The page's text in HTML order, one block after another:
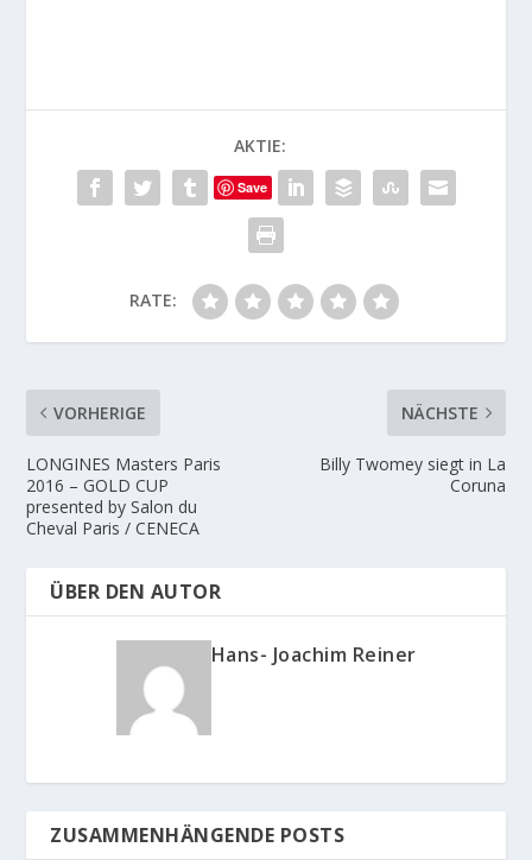
AKTIE:
Save
RATE:
VORHERIGE
LONGINES Masters Paris
2016 – GOLD CUP
presented by Salon du
Cheval Paris / CENECA
NÄCHSTE
Billy Twomey siegt in La
Coruna
ÜBER DEN AUTOR
Hans- Joachim Reiner
ZUSAMMENHÄNGENDE POSTS